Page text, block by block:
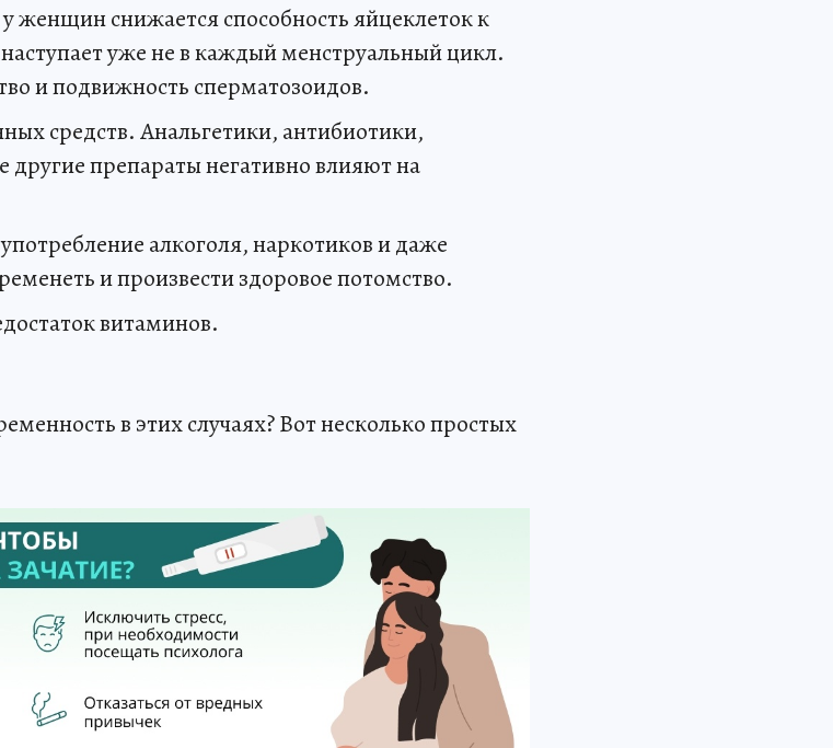
женщин снижается способность яйцеклеток к
уже не в каждый менструальный цикл.
и подвижность сперматозоидов.
средств. Анальгетики, антибиотики,
другие препараты негативно влияют на
алкоголя, наркотиков и даже
и произвести здоровое потомство.
витаминов.
в этих случаях? Вот несколько простых